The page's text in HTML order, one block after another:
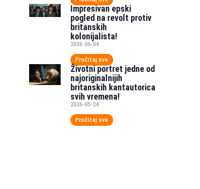
Impresivan epski
pogled na revolt protiv
britanskih
kolonijalista!
2026-06-04
Pročitaj sve
Životni portret jedne od
najoriginalnijih
britanskih kantautorica
svih vremena!
2026-05-24
Pročitaj sve